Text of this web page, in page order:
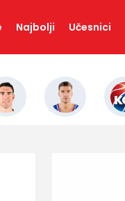
Najbolji Učesnici